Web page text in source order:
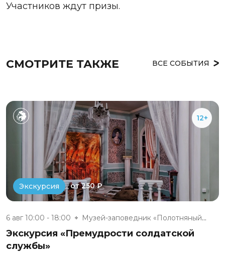
Участников ждут призы.
СМОТРИТЕ ТАКЖЕ ВСЕ СОБЫТИЯ
12+
Экскурсия от 250 ₽
6 авг 10:00 - 18:00 Музей-заповедник «Полотняный З...
Экскурсия «Премудрости солдатской
службы»